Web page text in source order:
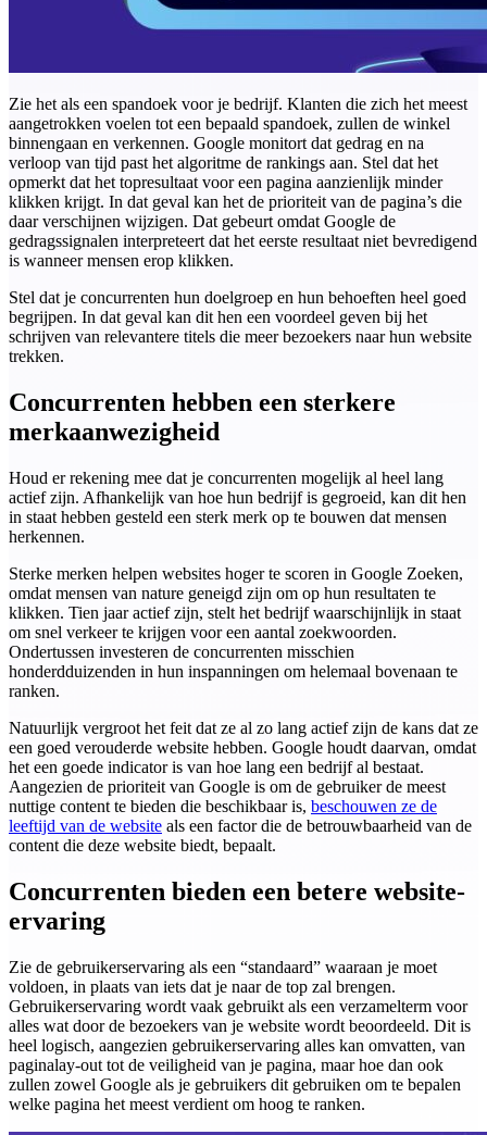
Zie het als een spandoek voor je bedrijf. Klanten die zich het meest
aangetrokken voelen tot een bepaald spandoek, zullen de winkel
binnengaan en verkennen. Google monitort dat gedrag en na
verloop van tijd past het algoritme de rankings aan. Stel dat het
opmerkt dat het topresultaat voor een pagina aanzienlijk minder
klikken krijgt. In dat geval kan het de prioriteit van de pagina’s die
daar verschijnen wijzigen. Dat gebeurt omdat Google de
gedragssignalen interpreteert dat het eerste resultaat niet bevredigend
is wanneer mensen erop klikken.
Stel dat je concurrenten hun doelgroep en hun behoeften heel goed
begrijpen. In dat geval kan dit hen een voordeel geven bij het
schrijven van relevantere titels die meer bezoekers naar hun website
trekken.
Concurrenten hebben een sterkere
merkaanwezigheid
Houd er rekening mee dat je concurrenten mogelijk al heel lang
actief zijn. Afhankelijk van hoe hun bedrijf is gegroeid, kan dit hen
in staat hebben gesteld een sterk merk op te bouwen dat mensen
herkennen.
Sterke merken helpen websites hoger te scoren in Google Zoeken,
omdat mensen van nature geneigd zijn om op hun resultaten te
klikken. Tien jaar actief zijn, stelt het bedrijf waarschijnlijk in staat
om snel verkeer te krijgen voor een aantal zoekwoorden.
Ondertussen investeren de concurrenten misschien
honderdduizenden in hun inspanningen om helemaal bovenaan te
ranken.
Natuurlijk vergroot het feit dat ze al zo lang actief zijn de kans dat ze
een goed verouderde website hebben. Google houdt daarvan, omdat
het een goede indicator is van hoe lang een bedrijf al bestaat.
Aangezien de prioriteit van Google is om de gebruiker de meest
nuttige content te bieden die beschikbaar is, beschouwen ze de
leeftijd van de website als een factor die de betrouwbaarheid van de
content die deze website biedt, bepaalt.
Concurrenten bieden een betere website-
ervaring
Zie de gebruikerservaring als een “standaard” waaraan je moet
voldoen, in plaats van iets dat je naar de top zal brengen.
Gebruikerservaring wordt vaak gebruikt als een verzamelterm voor
alles wat door de bezoekers van je website wordt beoordeeld. Dit is
heel logisch, aangezien gebruikerservaring alles kan omvatten, van
paginalay-out tot de veiligheid van je pagina, maar hoe dan ook
zullen zowel Google als je gebruikers dit gebruiken om te bepalen
welke pagina het meest verdient om hoog te ranken.